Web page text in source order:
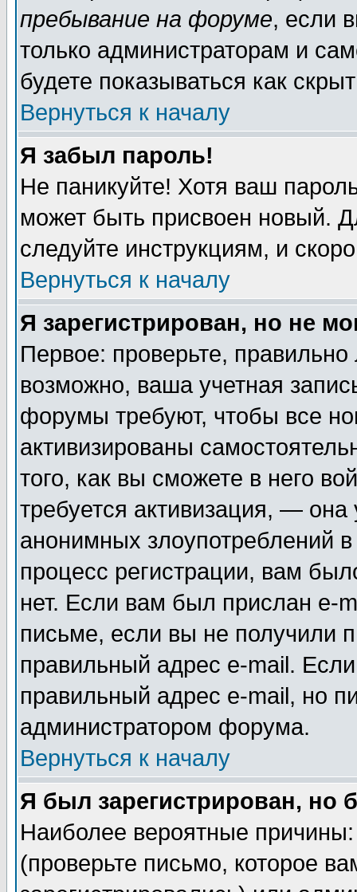
пребывание на форуме, если
только администраторам и
будете показываться как
Вернуться к началу
Я забыл пароль!
Не паникуйте! Хотя ваш
может быть присвоен новый.
следуйте инструкциям, и
Вернуться к началу
Я зарегистрирован, но не
Первое: проверьте,
возможно, ваша учетная
форумы требуют, чтобы все
активизированы
того, как вы сможете в него
требуется активизация, —
анонимных злоупотреблений
процесс регистрации, вам
нет. Если вам был прислан e-
письме, если вы не получили
правильный адрес e-mail.
правильный адрес e-mail, но
администратором форума.
Вернуться к началу
Я был зарегистрирован, но
Наиболее вероятные
(проверьте письмо, которое